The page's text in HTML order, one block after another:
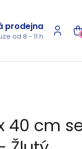
prodejna
od 8 - 11 h
40 cm